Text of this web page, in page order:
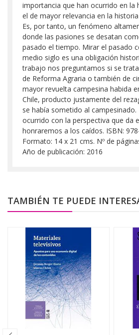
importancia que han ocurrido en la
el de mayor relevancia en la
Es, por tanto, un fenómeno
donde las pasiones se desatan
pasado el tiempo. Mirar el pasado
medio siglo es una obligación
trabajo nos preguntamos si se
de Reforma Agraria o también de
mayor revuelta campesina habida
Chile, producto justamente del
se había sometido al
ocurrido con la perspectiva que da
honraremos a los caídos. ISBN:
Formato: 14 x 21 cms. Nº de
Año de publicación: 2016
TAMBIÉN TE PUEDE